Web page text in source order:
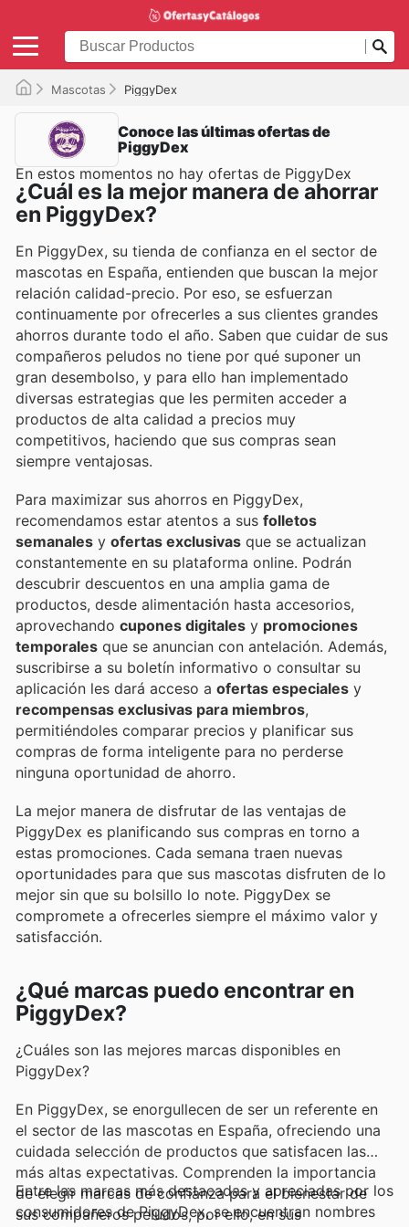
Mascotas PiggyDex
Conoce las últimas ofertas de
PiggyDex
En estos momentos no hay ofertas de PiggyDex
¿Cuál es la mejor manera de ahorrar
en PiggyDex?
En PiggyDex, su tienda de confianza en el sector de
mascotas en España, entienden que buscan la mejor
relación calidad-precio. Por eso, se esfuerzan
continuamente por ofrecerles a sus clientes grandes
ahorros durante todo el año. Saben que cuidar de sus
compañeros peludos no tiene por qué suponer un
gran desembolso, y para ello han implementado
diversas estrategias que les permiten acceder a
productos de alta calidad a precios muy
competitivos, haciendo que sus compras sean
siempre ventajosas.
Para maximizar sus ahorros en PiggyDex,
recomendamos estar atentos a sus folletos
semanales y ofertas exclusivas que se actualizan
constantemente en su plataforma online. Podrán
descubrir descuentos en una amplia gama de
productos, desde alimentación hasta accesorios,
aprovechando cupones digitales y promociones
temporales que se anuncian con antelación. Además,
suscribirse a su boletín informativo o consultar su
aplicación les dará acceso a ofertas especiales y
recompensas exclusivas para miembros,
permitiéndoles comparar precios y planificar sus
compras de forma inteligente para no perderse
ninguna oportunidad de ahorro.
La mejor manera de disfrutar de las ventajas de
PiggyDex es planificando sus compras en torno a
estas promociones. Cada semana traen nuevas
oportunidades para que sus mascotas disfruten de lo
mejor sin que su bolsillo lo note. PiggyDex se
compromete a ofrecerles siempre el máximo valor y
satisfacción.
¿Qué marcas puedo encontrar en
PiggyDex?
¿Cuáles son las mejores marcas disponibles en
PiggyDex?
En PiggyDex, se enorgullecen de ser un referente en
el sector de las mascotas en España, ofreciendo una
cuidada selección de productos que satisfacen las
más altas expectativas. Comprenden la importancia
de elegir marcas de confianza para el bienestar de
sus compañeros peludos, por ello, en sus
Entre las marcas más destacadas y apreciadas por los
consumidores de PiggyDex, se encuentran nombres